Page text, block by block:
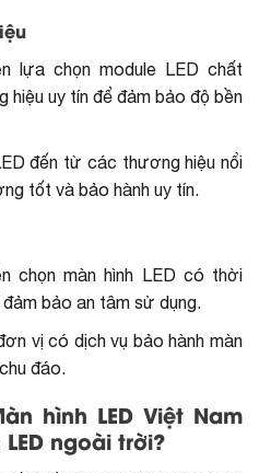
lựa chọn module LED chất
uy tín để đảm bảo độ bền
đến từ các thương hiệu nổi
tốt và bảo hành uy tín.
chọn màn hình LED có thời
bảo an tâm sử dụng.
vị có dịch vụ bảo hành màn
đáo.
hình LED Việt Nam
ngoài trời?